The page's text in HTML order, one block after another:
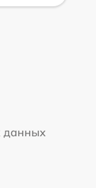
данных